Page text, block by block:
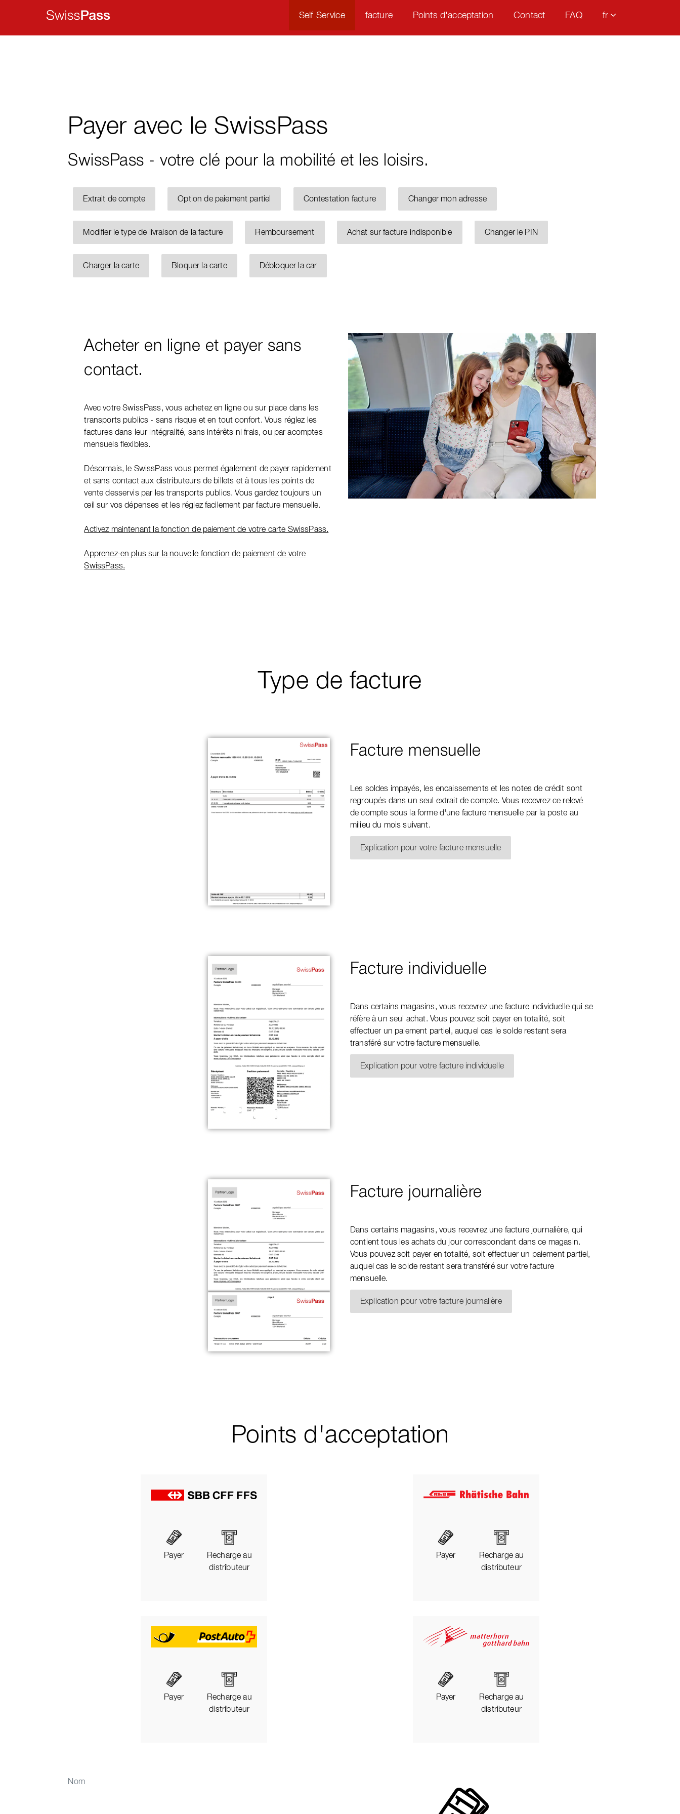
Self Service facture Points d'acceptation Contact FAQ fr
Payer avec le SwissPass
SwissPass - votre clé pour la mobilité et les loisirs.
Extrait de compte Option de paiement partiel Contestation facture Changer mon adresse
Modifier le type de livraison de la facture Remboursement Achat sur facture indisponible Changer le PIN
Charger la carte Bloquer la carte Débloquer la car
Acheter en ligne et payer sans
contact.
Avec votre SwissPass, vous achetez en ligne ou sur place dans les
transports publics - sans risque et en tout confort. Vous réglez les
factures dans leur intégralité, sans intérêts ni frais, ou par acomptes
mensuels flexibles.
Désormais, le SwissPass vous permet également de payer rapidement
et sans contact aux distributeurs de billets et à tous les points de
vente desservis par les transports publics. Vous gardez toujours un
œil sur vos dépenses et les réglez facilement par facture mensuelle.
Activez maintenant la fonction de paiement de votre carte SwissPass.
Apprenez-en plus sur la nouvelle fonction de paiement de votre
SwissPass.
Type de facture
Facture mensuelle
Les soldes impayés, les encaissements et les notes de crédit sont
regroupés dans un seul extrait de compte. Vous recevrez ce relevé
de compte sous la forme d'une facture mensuelle par la poste au
milieu du mois suivant.
Explication pour votre facture mensuelle
Facture individuelle
Dans certains magasins, vous recevrez une facture individuelle qui se
réfère à un seul achat. Vous pouvez soit payer en totalité, soit
effectuer un paiement partiel, auquel cas le solde restant sera
transféré sur votre facture mensuelle.
Explication pour votre facture individuelle
Facture journalière
Dans certains magasins, vous recevrez une facture journalière, qui
contient tous les achats du jour correspondant dans ce magasin.
Vous pouvez soit payer en totalité, soit effectuer un paiement partiel,
auquel cas le solde restant sera transféré sur votre facture
mensuelle.
Explication pour votre facture journalière
Points d'acceptation
Payer
Recharge au
distributeur
Payer
Recharge au
distributeur
Payer
Recharge au
distributeur
Payer
Recharge au
distributeur
Nom